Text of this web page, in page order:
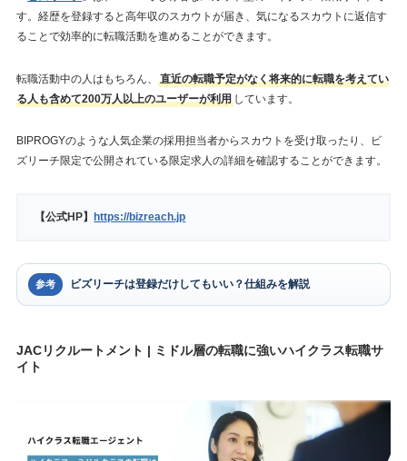
す。経歴を登録すると高年収のスカウトが届き、気になるスカウトに返信す
ることで効率的に転職活動を進めることができます。
転職活動中の人はもちろん、
直近の転職予定がなく将来的に転職を考えてい
る人も含めて200万人以上のユーザーが利用 しています。
BIPROGYのような人気企業の採用担当者からスカウトを受け取ったり、ビ
ズリーチ限定で公開されている限定求人の詳細を確認することができます。
【公式HP】 https://bizreach.jp
参考 ビズリーチは登録だけしてもいい？仕組みを解説
JACリクルートメント | ミドル層の転職に強いハイクラス転職サ
イト